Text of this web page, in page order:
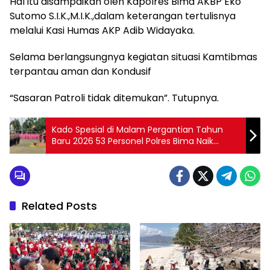
Sutomo S.I.K.,M.I.K.,dalam keterangan tertulisnya
melalui Kasi Humas AKP Adib Widayaka.
Selama berlangsungnya kegiatan situasi Kamtibmas
terpantau aman dan Kondusif
“Sasaran Patroli tidak ditemukan”. Tutupnya.
Kado Spesial di Malam Pergantian Tahun
Baru 2026 53 Personel Polres Bima Naik
Pangkat
Related Posts